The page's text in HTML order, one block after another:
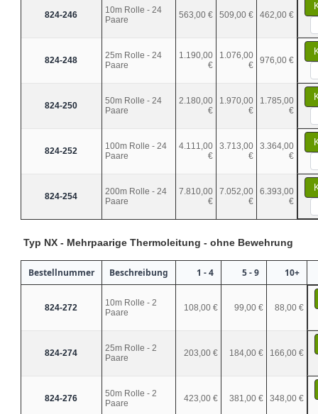
824-246
10m Rolle - 24
Paare
563,00 € 509,00 € 462,00 €
824-248
25m Rolle - 24
Paare
1.190,00
€
1.076,00
€
976,00 €
824-250
50m Rolle - 24
Paare
2.180,00
€
1.970,00
€
1.785,00
€
824-252
100m Rolle - 24
Paare
4.111,00
€
3.713,00
€
3.364,00
€
824-254
200m Rolle - 24
Paare
7.810,00
€
7.052,00
€
6.393,00
€
Typ NX - Mehrpaarige Thermoleitung - ohne Bewehrung
Bestellnummer Beschreibung 1 - 4 5 - 9 10+
824-272
10m Rolle - 2
Paare
108,00 € 99,00 € 88,00 €
824-274
25m Rolle - 2
Paare
203,00 € 184,00 € 166,00 €
824-276
50m Rolle - 2
Paare
423,00 € 381,00 € 348,00 €